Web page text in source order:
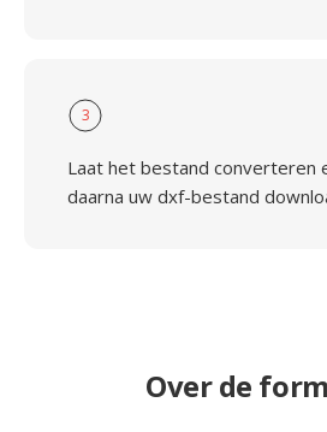
3
Laat het bestand converteren
daarna uw dxf-bestand
Over de